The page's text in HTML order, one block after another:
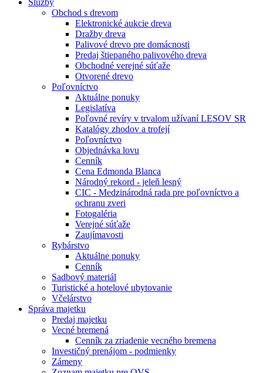
Obchod s drevom
Elektronické aukcie dreva
Dražby dreva
Palivové drevo pre domácnosti
Predaj štiepaného palivového dreva
Obchodné verejné súťaže
Otvorené drevo
Poľovníctvo
Aktuálne ponuky
Legislatíva
Poľovné revíry v trvalom užívaní LESOV SR
Katalógy zhodov a trofejí
Poľovníctvo
Objednávka lovu
Cenník
Cena Edmonda Blanca
Národný rekord - jeleň lesný
CIC - Medzinárodná rada pre poľovníctvo a
ochranu zveri
Fotogaléria
Verejné súťaže
Zaujímavosti
Rybárstvo
Aktuálne ponuky
Cenník
Sadbový materiál
Turistické a hotelové ubytovanie
Včelárstvo
Správa majetku
Predaj majetku
Vecné bremená
Cenník za zriadenie vecného bremena
Investičný prenájom - podmienky
Zámeny